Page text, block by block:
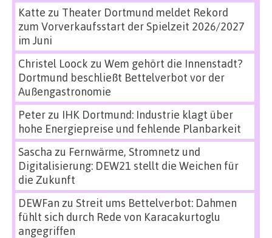
Katte zu Theater Dortmund meldet Rekord
zum Vorverkaufsstart der Spielzeit 2026/2027
im Juni
Christel Loock zu Wem gehört die Innenstadt?
Dortmund beschließt Bettelverbot vor der
Außengastronomie
Peterzu IHK Dortmund: Industrie klagt über
hohe Energiepreise und fehlende Planbarkeit
Sascha zu Fernwärme, Stromnetz und
Digitalisierung: DEW21 stellt die Weichen für
die Zukunft
DEWFan zu Streit ums Bettelverbot: Dahmen
fühlt sich durch Rede von Karacakurtoglu
angegriffen